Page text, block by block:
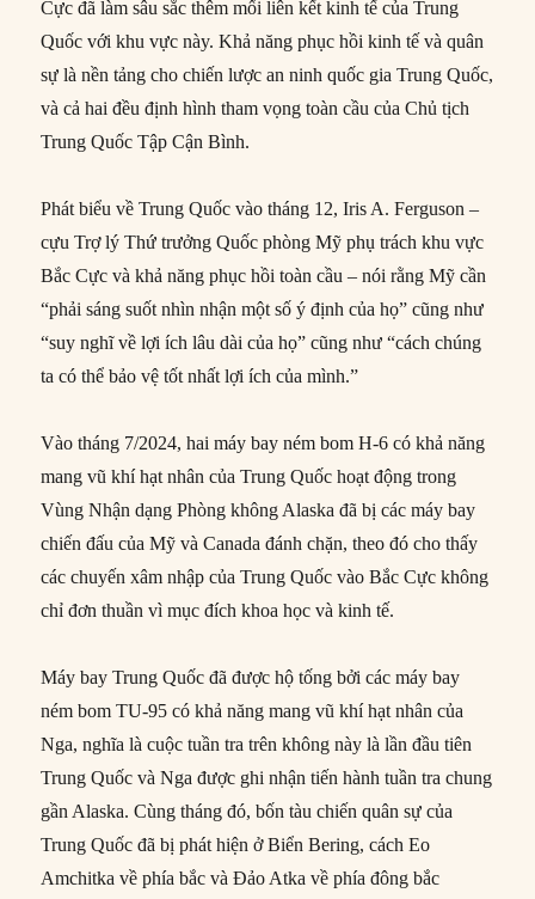
Cực đã làm sâu sắc thêm mối liên kết kinh tế của Trung
Quốc với khu vực này. Khả năng phục hồi kinh tế và quân
sự là nền tảng cho chiến lược an ninh quốc gia Trung Quốc,
và cả hai đều định hình tham vọng toàn cầu của Chủ tịch
Trung Quốc Tập Cận Bình.
Phát biểu về Trung Quốc vào tháng 12, Iris A. Ferguson –
cựu Trợ lý Thứ trưởng Quốc phòng Mỹ phụ trách khu vực
Bắc Cực và khả năng phục hồi toàn cầu – nói rằng Mỹ cần
“phải sáng suốt nhìn nhận một số ý định của họ” cũng như
“suy nghĩ về lợi ích lâu dài của họ” cũng như “cách chúng
ta có thể bảo vệ tốt nhất lợi ích của mình.”
Vào tháng 7/2024, hai máy bay ném bom H-6 có khả năng
mang vũ khí hạt nhân của Trung Quốc hoạt động trong
Vùng Nhận dạng Phòng không Alaska đã bị các máy bay
chiến đấu của Mỹ và Canada đánh chặn, theo đó cho thấy
các chuyến xâm nhập của Trung Quốc vào Bắc Cực không
chỉ đơn thuần vì mục đích khoa học và kinh tế.
Máy bay Trung Quốc đã được hộ tống bởi các máy bay
ném bom TU-95 có khả năng mang vũ khí hạt nhân của
Nga, nghĩa là cuộc tuần tra trên không này là lần đầu tiên
Trung Quốc và Nga được ghi nhận tiến hành tuần tra chung
gần Alaska. Cùng tháng đó, bốn tàu chiến quân sự của
Trung Quốc đã bị phát hiện ở Biển Bering, cách Eo
Amchitka về phía bắc và Đảo Atka về phía đông bắc